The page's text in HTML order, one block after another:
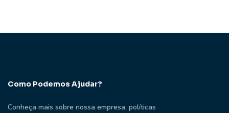
Como Podemos Ajudar?
Conheça mais sobre nossa empresa, políticas